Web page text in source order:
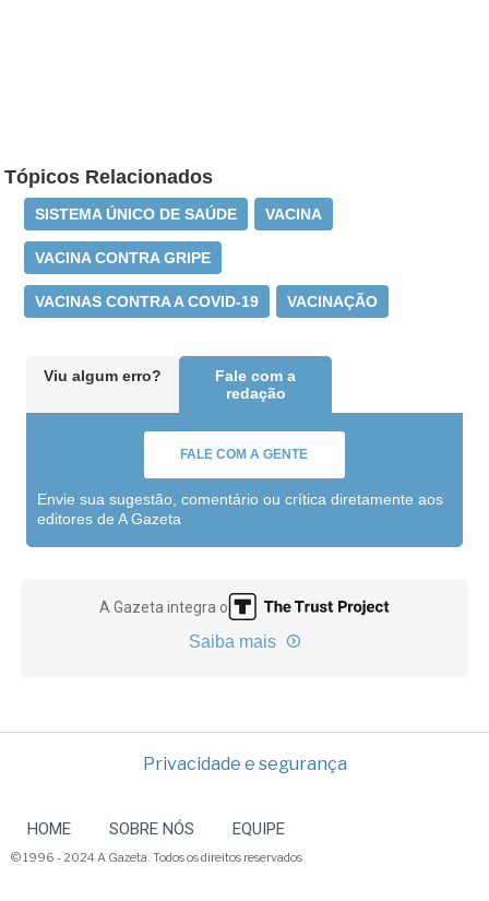
Tópicos Relacionados
SISTEMA ÚNICO DE SAÚDE VACINA
VACINA CONTRA GRIPE
VACINAS CONTRA A COVID-19 VACINAÇÃO
Viu algum erro?
Fale com a
redação
FALE COM A GENTE
Envie sua sugestão, comentário ou crítica diretamente aos
editores de A Gazeta
A Gazeta integra o
Saiba mais
Privacidade e segurança
HOME SOBRE NÓS EQUIPE
© 1996 - 2024 A Gazeta. Todos os direitos reservados